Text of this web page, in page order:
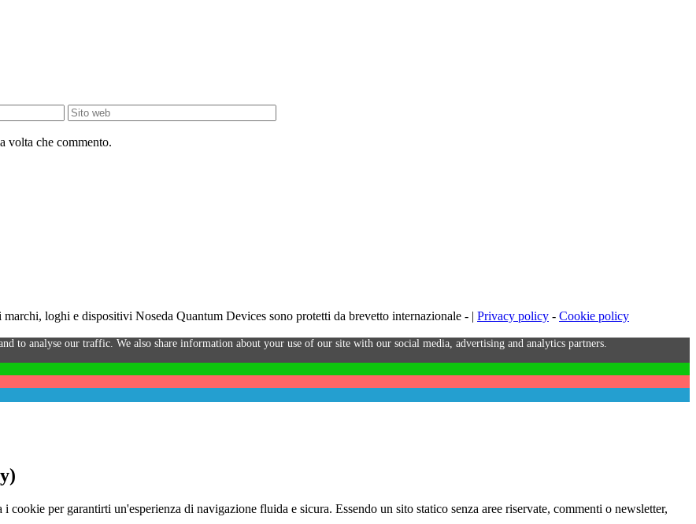
volta che commento.
loghi e dispositivi Noseda Quantum Devices sono protetti da brevetto internazionale - | Privacy policy - Cookie policy
to analyse our traffic. We also share information about your use of our site with our social media, advertising and analytics partners.
per garantirti un'esperienza di navigazione fluida e sicura. Essendo un sito statico senza aree riservate, commenti o newsletter,